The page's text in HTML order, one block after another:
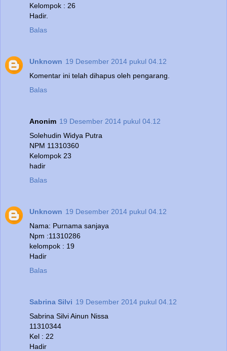
Kelompok : 26
Hadir.
Balas
Unknown 19 Desember 2014 pukul 04.12
Komentar ini telah dihapus oleh pengarang.
Balas
Anonim 19 Desember 2014 pukul 04.12
Solehudin Widya Putra
NPM 11310360
Kelompok 23
hadir
Balas
Unknown 19 Desember 2014 pukul 04.12
Nama: Purnama sanjaya
Npm :11310286
kelompok : 19
Hadir
Balas
Sabrina Silvi 19 Desember 2014 pukul 04.12
Sabrina Silvi Ainun Nissa
11310344
Kel : 22
Hadir